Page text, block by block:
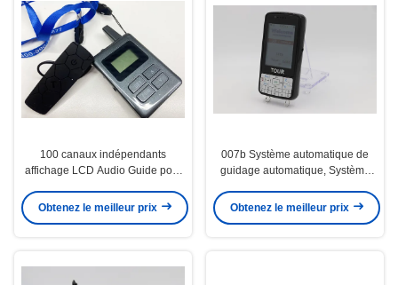
100 canaux indépendants
affichage LCD Audio Guide pour
Obtenez le meilleur prix
007b Système automatique de
guidage automatique, Système
musées
Obtenez le meilleur prix